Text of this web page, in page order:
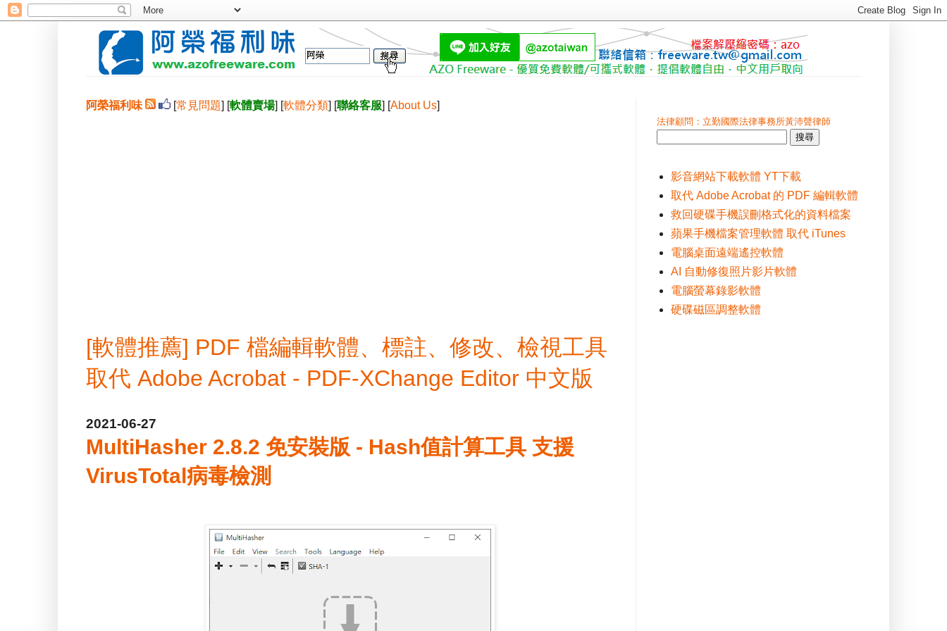
阿榮福利味 [常見問題] [軟體賣場] [軟體分類] [聯絡客服] [About Us]
[軟體推薦] PDF 檔編輯軟體、標註、修改、檢視工具
取代 Adobe Acrobat - PDF-XChange Editor 中文版
2021-06-27
MultiHasher 2.8.2 免安裝版 - Hash值計算工具 支援
VirusTotal病毒檢測
法律顧問：立勤國際法律事務所黃沛聲律師
影音網站下載軟體 YT下載
取代 Adobe Acrobat 的 PDF 編輯軟體
救回硬碟手機誤刪格式化的資料檔案
蘋果手機檔案管理軟體 取代 iTunes
電腦桌面遠端遙控軟體
AI 自動修復照片影片軟體
電腦螢幕錄影軟體
硬碟磁區調整軟體